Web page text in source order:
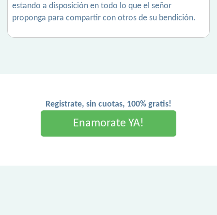
estando a disposición en todo lo que el señor
proponga para compartir con otros de su bendición.
Registrate, sin cuotas, 100% gratis!
Enamorate YA!